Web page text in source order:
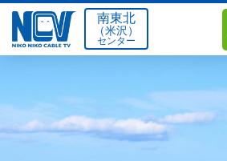
南東北センター（福島）
単品料金
南東北
（米沢）
センター